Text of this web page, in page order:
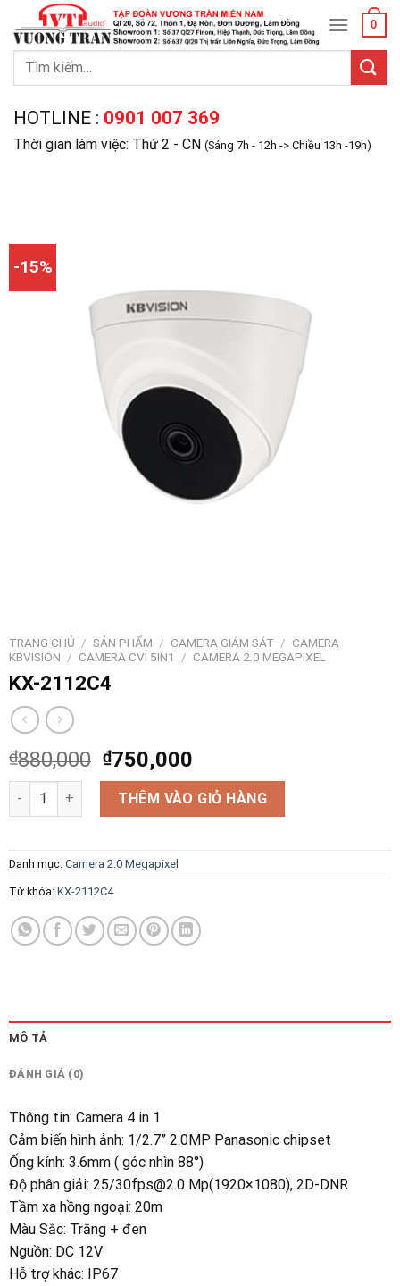
content
0
Tìm
HOTLINE : 0901 007 369
Thời gian làm việc: Thứ 2 - CN (Sáng 7h - 12h -> Chiều 13h -19h)
-15%
TRANG CHỦ / SẢN PHẨM / CAMERA GIÁM SÁT / CAMERA
KBVISION / CAMERA CVI 5IN1 / CAMERA 2.0 MEGAPIXEL
KX-2112C4
₫880,000 ₫750,000
KX-2112C4 số lượngTHÊM VÀO GIỎ HÀNG
Danh mục: Camera 2.0 Megapixel
Từ khóa: KX-2112C4
MÔ TẢ
ĐÁNH GIÁ (0)
Thông tin: Camera 4 in 1
Cảm biến hình ảnh: 1/2.7” 2.0MP Panasonic chipset
Ống kính: 3.6mm ( góc nhìn 88°)
Độ phân giải: 25/30fps@2.0 Mp(1920×1080), 2D-DNR
Tầm xa hồng ngoại: 20m
Màu Sắc: Trắng + đen
Nguồn: DC 12V
Hỗ trợ khác: IP67